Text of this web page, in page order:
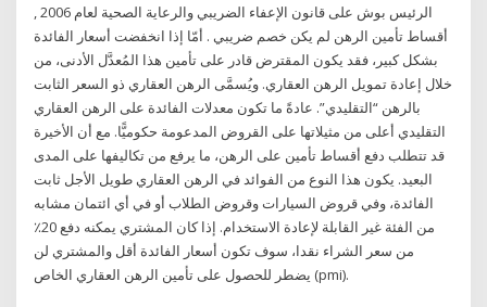
الرئيس بوش على قانون الإعفاء الضريبي والرعاية الصحية لعام 2006 ,
أقساط تأمين الرهن لم يكن خصم ضريبي . أمّا إذا انخفضت أسعار الفائدة
بشكل كبير، فقد يكون المقترض قادر على تأمين هذا المُعدَّل الأدنى، من
خلال إعادة تمويل الرهن العقاري. ويُسمَّى الرهن العقاري ذو السعر الثابت
بالرهن “التقليدي”. عادةً ما تكون معدلات الفائدة على الرهن العقاري
التقليدي أعلى من مثيلاتها على القروض المدعومة حكوميًّا. مع أن الأخيرة
قد تتطلب دفع أقساط تأمين على الرهن، ما يرفع من تكاليفها على المدى
البعيد. يكون هذا النوع من الفوائد في الرهن العقاري طويل الأجل ثابت
الفائدة، وفي قروض السيارات وقروض الطلاب أو في أي ائتمان مشابه
من الفئة غير القابلة لإعادة الاستخدام. إذا كان المشتري يمكنه دفع 20٪
من سعر الشراء نقدا، سوف تكون أسعار الفائدة أقل والمشتري لن
يضطر للحصول على تأمين الرهن العقاري الخاص (pmi).